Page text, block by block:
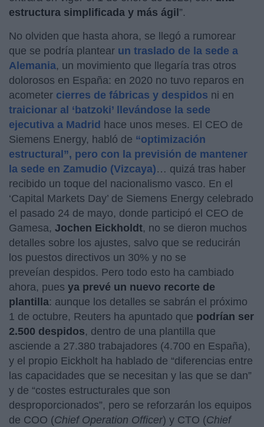
estructura simplificada y más ágil ”.
No olviden que hasta ahora, se llegó a rumorear
que se podría plantear un traslado de la sede a
Alemania, un movimiento que llegaría tras otros
dolorosos en España: en 2020 no tuvo reparos en
acometer cierres de fábricas y despidos ni en
traicionar al ‘batzoki’ llevándose la sede
ejecutiva a Madrid hace unos meses. El CEO de
Siemens Energy, habló de “optimización
estructural”, pero con la previsión de mantener
la sede en Zamudio (Vizcaya)… quizá tras haber
recibido un toque del nacionalismo vasco. En el
‘Capital Markets Day’ de Siemens Energy celebrado
el pasado 24 de mayo, donde participó el CEO de
Gamesa, Jochen Eickholdt, no se dieron muchos
detalles sobre los ajustes, salvo que se reducirán
los puestos directivos un 30% y no se
preveían despidos. Pero todo esto ha cambiado
ahora, pues ya prevé un nuevo recorte de
plantilla: aunque los detalles se sabrán el próximo
1 de octubre, Reuters ha apuntado que podrían ser
2.500 despidos, dentro de una plantilla que
asciende a 27.380 trabajadores (4.700 en España),
y el propio Eickholt ha hablado de “diferencias entre
las capacidades que se necesitan y las que se dan”
y de “costes estructurales que son
desproporcionados”, pero se reforzarán los equipos
de COO (Chief Operation Officer) y CTO (Chief